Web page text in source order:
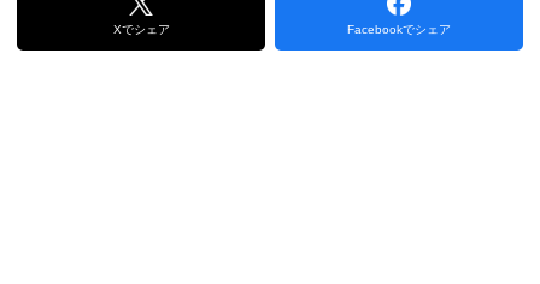
Xでシェア Facebookでシェア